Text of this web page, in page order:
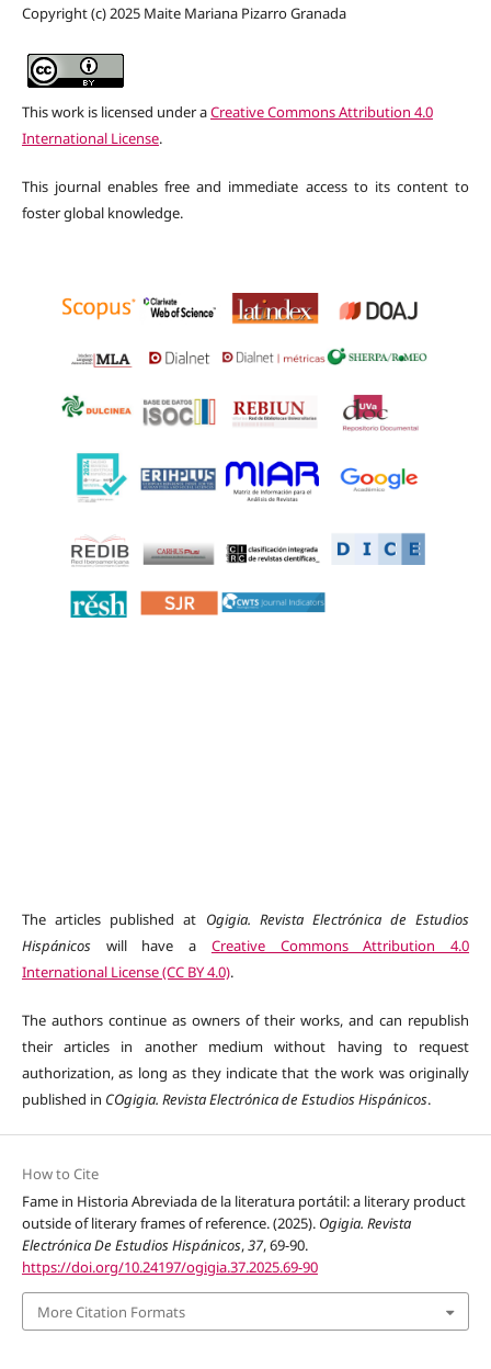
Copyright (c) 2025 Maite Mariana Pizarro Granada
This work is licensed under aCreative Commons Attribution 4.0
International License.
This journal enables free and immediate access to its content to
foster global knowledge.
The articles published at Ogigia. Revista Electrónica de Estudios
Hispánicoswill have a Creative Commons Attribution 4.0
International License (CC BY 4.0).
The authors continue as owners of their works, and can republish
their articles in another medium without having to request
authorization, as long as they indicate that the work was originally
published in COgigia. Revista Electrónica de Estudios Hispánicos.
How to Cite
Fame in Historia Abreviada de la literatura portátil: a literary product
outside of literary frames of reference. (2025). Ogigia. Revista
Electrónica De Estudios Hispánicos,37, 69-90.
https://doi.org/10.24197/ogigia.37.2025.69-90
More Citation Formats